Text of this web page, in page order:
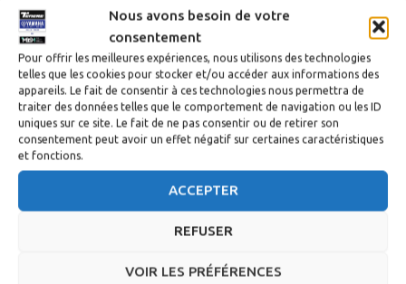
Nous avons besoin de votre
consentement
Pour offrir les meilleures expériences, nous utilisons des technologies
telles que les cookies pour stocker et/ou accéder aux informations des
appareils. Le fait de consentir à ces technologies nous permettra de
traiter des données telles que le comportement de navigation ou les ID
uniques sur ce site. Le fait de ne pas consentir ou de retirer son
consentement peut avoir un effet négatif sur certaines caractéristiques
et fonctions.
ACCEPTER
REFUSER
VOIR LES PRÉFÉRENCES